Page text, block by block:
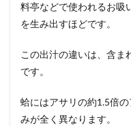
料亭などで使われるお吸
を生み出すほどです。
この出汁の違いは、含ま
です。
蛤にはアサリの約1.5倍
みが全く異なります。